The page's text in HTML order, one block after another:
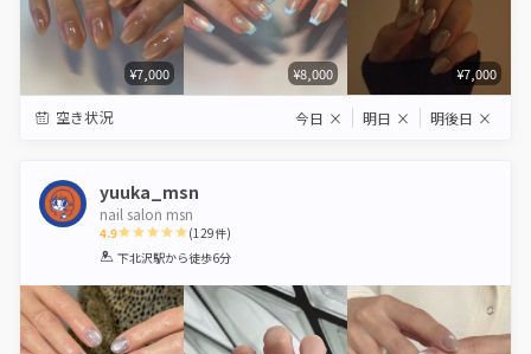
¥7,000 ¥8,000 ¥7,000
空き状況 今日 × 明日 × 明後日 ×
yuuka_msn
nail salon msn
4.9
1 2 3 4 5
(129件)
下北沢駅から徒歩6分